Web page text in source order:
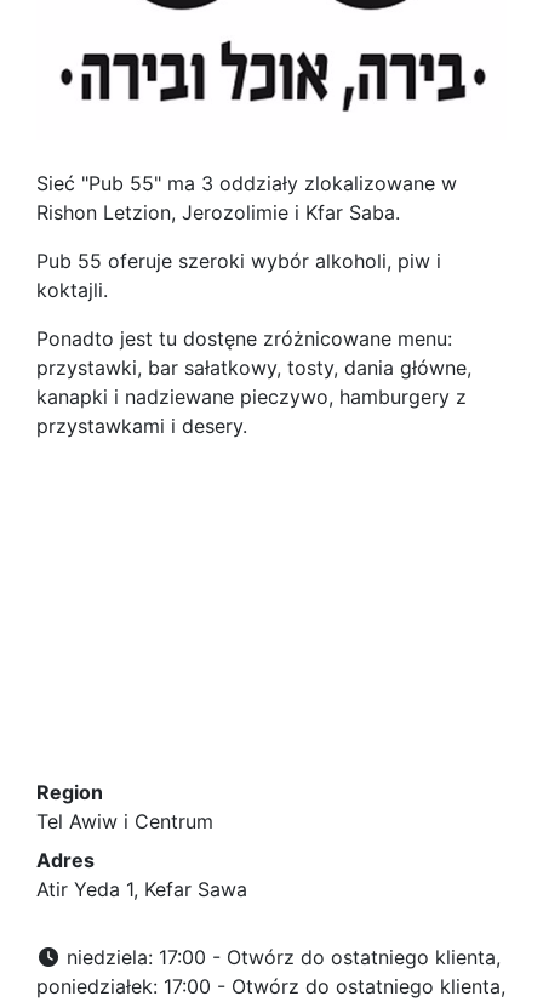
Sieć "Pub 55" ma 3 oddziały zlokalizowane w
Rishon Letzion, Jerozolimie i Kfar Saba.
Pub 55 oferuje szeroki wybór alkoholi, piw i
koktajli.
Ponadto jest tu dostęne zróżnicowane menu:
przystawki, bar sałatkowy, tosty, dania główne,
kanapki i nadziewane pieczywo, hamburgery z
przystawkami i desery.
Region
Tel Awiw i Centrum
Adres
Atir Yeda 1, Kefar Sawa
niedziela: 17:00 - Otwórz do ostatniego klienta,
poniedziałek: 17:00 - Otwórz do ostatniego klienta,